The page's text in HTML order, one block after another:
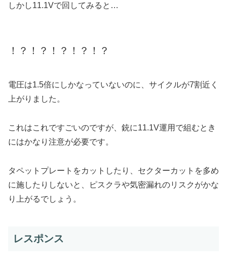
しかし11.1Vで回してみると…
！？！？！？！？！？
電圧は1.5倍にしかなっていないのに、サイクルが7割近く
上がりました。
これはこれですごいのですが、銃に11.1V運用で組むとき
にはかなり注意が必要です。
タペットプレートをカットしたり、セクターカットを多め
に施したりしないと、ピスクラや気密漏れのリスクがかな
り上がるでしょう。
レスポンス